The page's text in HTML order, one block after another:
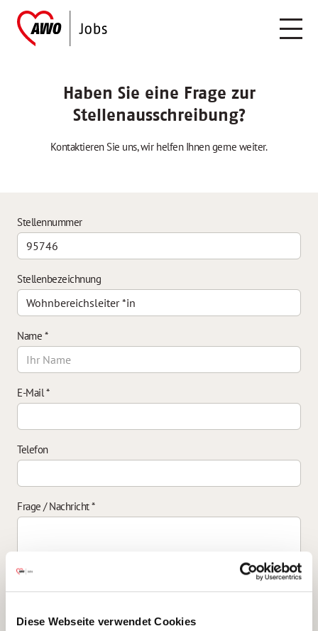
Diese Webseite verwendet Cookies
Haben Sie eine Frage zur
Stellenausschreibung?
Kontaktieren Sie uns, wir helfen Ihnen gerne weiter.
Stellennummer
Stellenbezeichnung
Name *
E-Mail*
Telefon
Frage / Nachricht*